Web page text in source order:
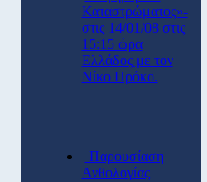
Καταστρώματος»-
στις 14/01/08 στις
15:15 ώρα
Ελλάδος με τον
Νίκο Πρόκο.
Παρουσίαση
Ανθολογίας